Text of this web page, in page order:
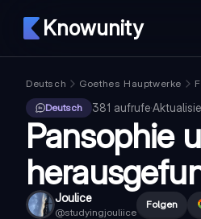
Knowunity
Deutsch Goethes Hauptwerke
Deutsch
381 aufrufe·
Pansophie
Joulice
@studyingjouliice
Folgen